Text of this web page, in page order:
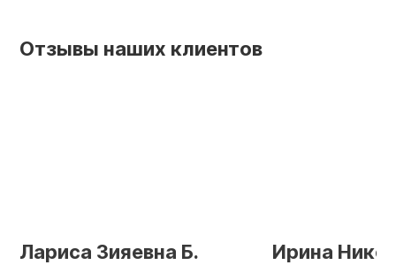
Отзывы наших клиентов
Лариса Зияевна Б. Ирина